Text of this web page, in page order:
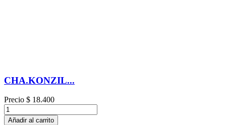
CHA.KONZIL...
Precio $ 18.400
Añadir al carrito